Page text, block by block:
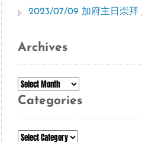
2023/07/09 加府主日崇拜
Archives
Archives
Categories
Categories